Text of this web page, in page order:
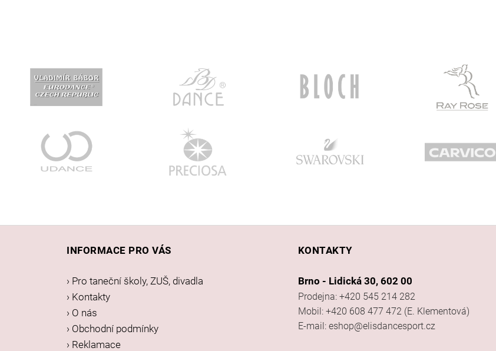
INFORMACE PRO VÁS
› Pro taneční školy, ZUŠ, divadla
› Kontakty
› O nás
› Obchodní podmínky
› Reklamace
KONTAKTY
Brno - Lidická 30, 602 00
Prodejna: +420 545 214 282
Mobil: +420 608 477 472 (E. Klementová)
E-mail: eshop@elisdancesport.cz